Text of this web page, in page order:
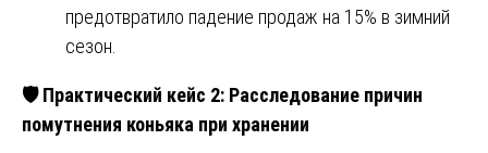
предотвратило падение продаж на 15% в зимний
сезон.
🛡️ Практический кейс 2: Расследование причин
помутнения коньяка при хранении